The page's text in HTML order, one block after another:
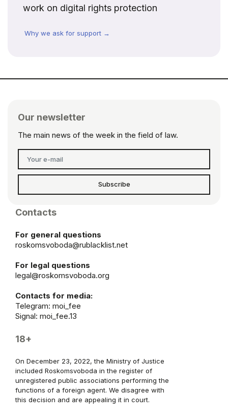
work on digital rights protection
Why we ask for support →
Our newsletter
The main news of the week in the field of law.
Subscribe
Contacts
For general questions
roskomsvoboda@rublacklist.net
For legal questions
legal@roskomsvoboda.org
Contacts for media:
Telegram: moi_fee
Signal: moi_fee.13
18+
On December 23, 2022, the Ministry of Justice
included Roskomsvoboda in the register of
unregistered public associations performing the
functions of a foreign agent. We disagree with
this decision and are appealing it in court.